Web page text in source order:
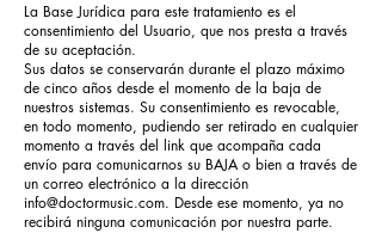
La Base Jurídica para este tratamiento es el
consentimiento del Usuario, que nos presta a través
de su aceptación.
Sus datos se conservarán durante el plazo máximo
de cinco años desde el momento de la baja de
nuestros sistemas. Su consentimiento es revocable,
en todo momento, pudiendo ser retirado en cualquier
momento a través del link que acompaña cada
envío para comunicarnos su BAJA o bien a través de
un correo electrónico a la dirección
info@doctormusic.com. Desde ese momento, ya no
recibirá ninguna comunicación por nuestra parte.